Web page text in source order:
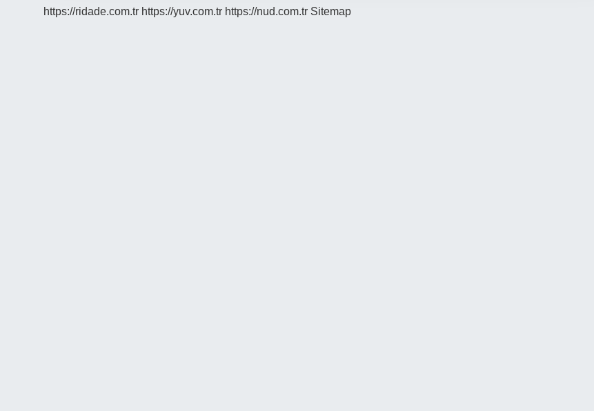
https://ridade.com.tr https://yuv.com.tr https://nud.com.tr Sitemap